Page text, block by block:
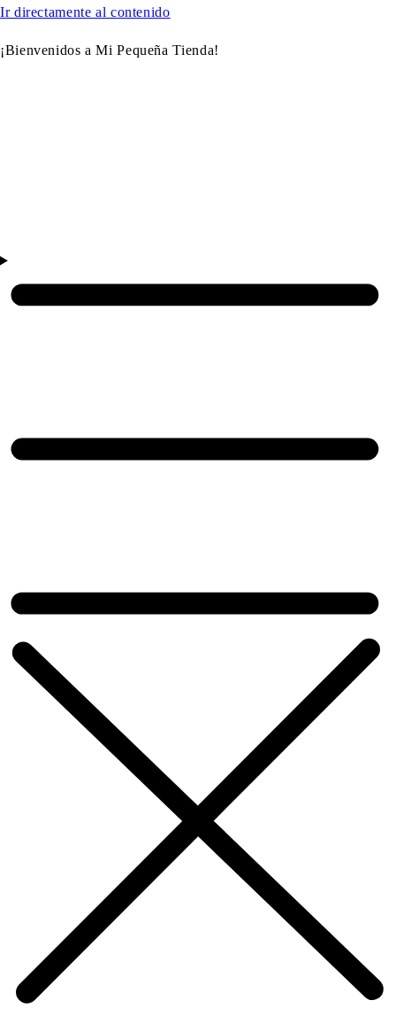
Ir directamente al contenido
¡Bienvenidos a Mi Pequeña Tienda!